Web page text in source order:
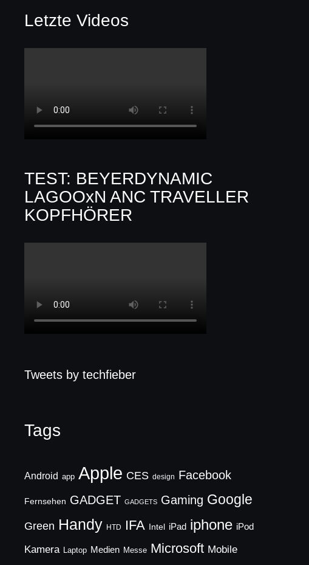
Letzte Videos
TEST: BEYERDYNAMIC
LAGOOxN ANC TRAVELLER
KOPFHÖRER
Tweets by techfieber
Tags
Android app Apple CES design Facebook
Fernsehen GADGET GADGETS Gaming Google
Green Handy HTD IFA Intel iPad iphone iPod
Kamera Laptop Medien Messe Microsoft Mobile